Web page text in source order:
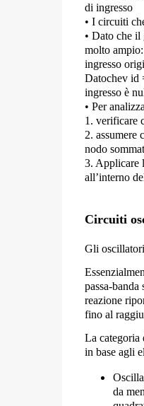
di ingresso
• I circuiti
• Dato che
molto
ingresso
Datochev id
ingresso è
• Per
1. verificare
2. assumere
nodo
3. Applicare
all’interno
Circuiti
Gli
passa-banda
reazione
fino al
La categoria
in base agli
da